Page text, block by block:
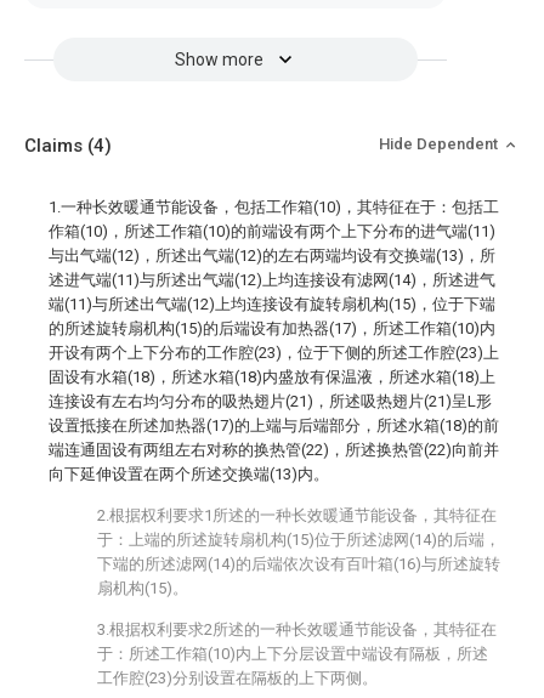
Show more
Claims (4) Hide Dependent
1.一种长效暖通节能设备，包括工作箱(10)，其特征在于：包括工
作箱(10)，所述工作箱(10)的前端设有两个上下分布的进气端(11)
与出气端(12)，所述出气端(12)的左右两端均设有交换端(13)，所
述进气端(11)与所述出气端(12)上均连接设有滤网(14)，所述进气
端(11)与所述出气端(12)上均连接设有旋转扇机构(15)，位于下端
的所述旋转扇机构(15)的后端设有加热器(17)，所述工作箱(10)内
开设有两个上下分布的工作腔(23)，位于下侧的所述工作腔(23)上
固设有水箱(18)，所述水箱(18)内盛放有保温液，所述水箱(18)上
连接设有左右均匀分布的吸热翅片(21)，所述吸热翅片(21)呈L形
设置抵接在所述加热器(17)的上端与后端部分，所述水箱(18)的前
端连通固设有两组左右对称的换热管(22)，所述换热管(22)向前并
向下延伸设置在两个所述交换端(13)内。
2.根据权利要求1所述的一种长效暖通节能设备，其特征在
于：上端的所述旋转扇机构(15)位于所述滤网(14)的后端，
下端的所述滤网(14)的后端依次设有百叶箱(16)与所述旋转
扇机构(15)。
3.根据权利要求2所述的一种长效暖通节能设备，其特征在
于：所述工作箱(10)内上下分层设置中端设有隔板，所述
工作腔(23)分别设置在隔板的上下两侧。